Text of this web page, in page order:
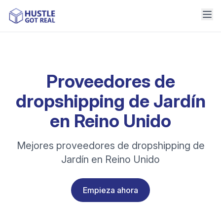
Proveedores de
dropshipping de Jardín
en Reino Unido
Mejores proveedores de dropshipping de
Jardín en Reino Unido
Empieza ahora